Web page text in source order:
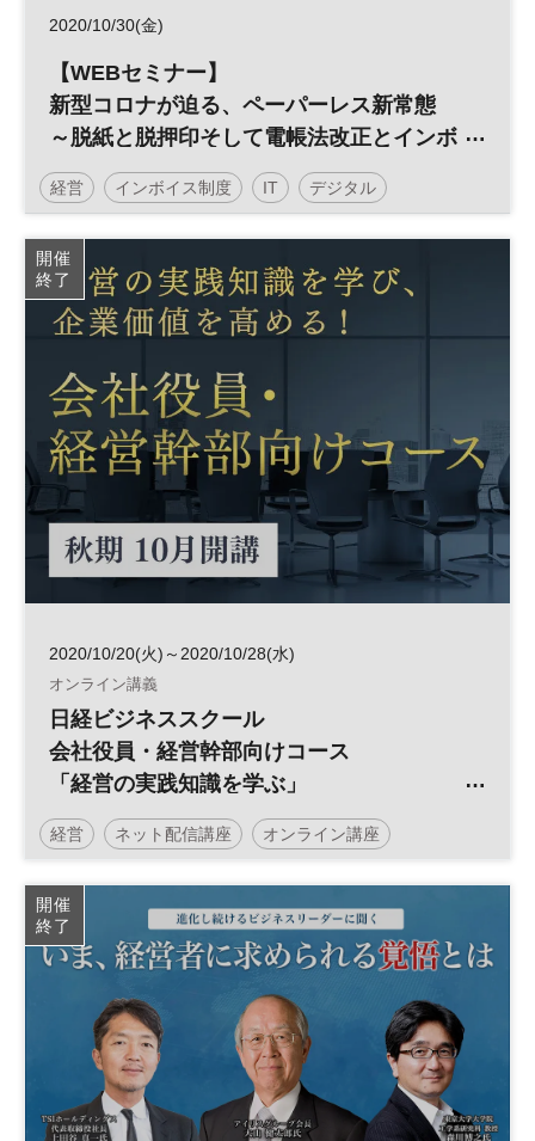
2020/10/30(金)
【WEBセミナー】
新型コロナが迫る、ペーパーレス新常態
～脱紙と脱押印そして電帳法改正とインボ
イス制度を見据えて～
経営 インボイス制度 IT デジタル
ペーパーレス
参加無料
開催
終了
2020/10/20(火)～2020/10/28(水)
オンライン講義
日経ビジネススクール
会社役員・経営幹部向けコース
「経営の実践知識を学ぶ」
経営 ネット配信講座 オンライン講座
マネジメント 日経ビジネススクール 会社役員
幹部役員
開催
終了